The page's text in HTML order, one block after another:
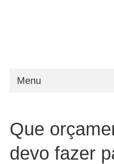
Menu
Requisitos
Que
devo fazer